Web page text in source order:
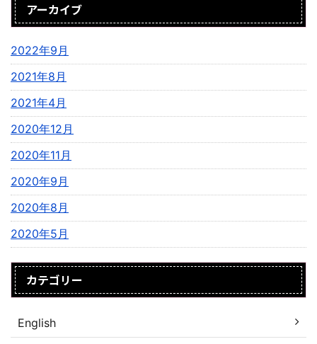
アーカイブ
2022年9月
2021年8月
2021年4月
2020年12月
2020年11月
2020年9月
2020年8月
2020年5月
カテゴリー
English